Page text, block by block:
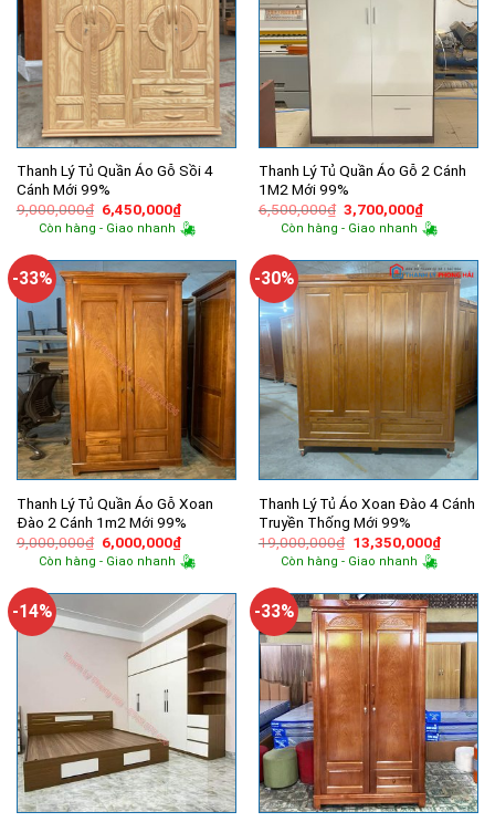
Thanh Lý Tủ Quần Áo Gỗ Sồi 4
Cánh Mới 99%
9,000,000₫ Giá
gốc
là:
6,450,000₫Giá
hiện
tại
6,450,000₫.
Còn hàng - Giao nhanh
Thanh Lý Tủ Quần Áo Gỗ 2 Cánh
1M2 Mới 99%
6,500,000₫ Giá
gốc
là:
3,700,000₫Giá
hiện
tại
Còn hàng - Giao nhanh
-33%
Thanh Lý Tủ Quần Áo Gỗ Xoan
Đào 2 Cánh 1m2 Mới 99%
9,000,000₫ Giá
gốc
là:
6,000,000₫Giá
hiện
tại
6,000,000₫.
Còn hàng - Giao nhanh
-30%
Thanh Lý Tủ Áo Xoan Đào 4 Cánh
Truyền Thống Mới 99%
19,000,000₫ Giá
gốc
là:
13,350,000₫Giá
hiện
Còn hàng - Giao nhanh
-14% -33%